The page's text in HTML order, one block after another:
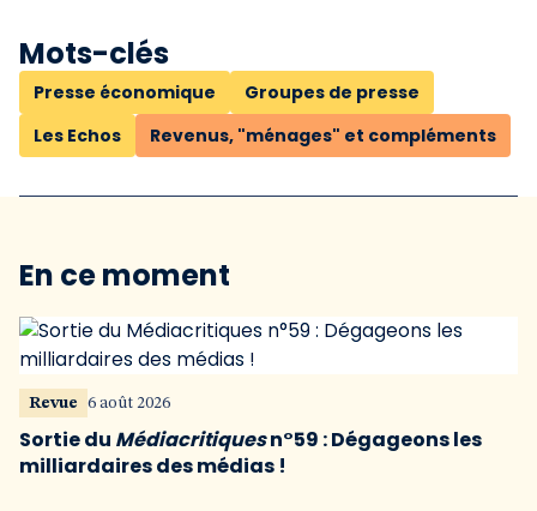
Mots-clés
Presse économique
Groupes de presse
Les Echos
Revenus, "ménages" et compléments
En ce moment
Revue 6 août 2026
Sortie du Médiacritiquesn°59 : Dégageons les
milliardaires des médias !